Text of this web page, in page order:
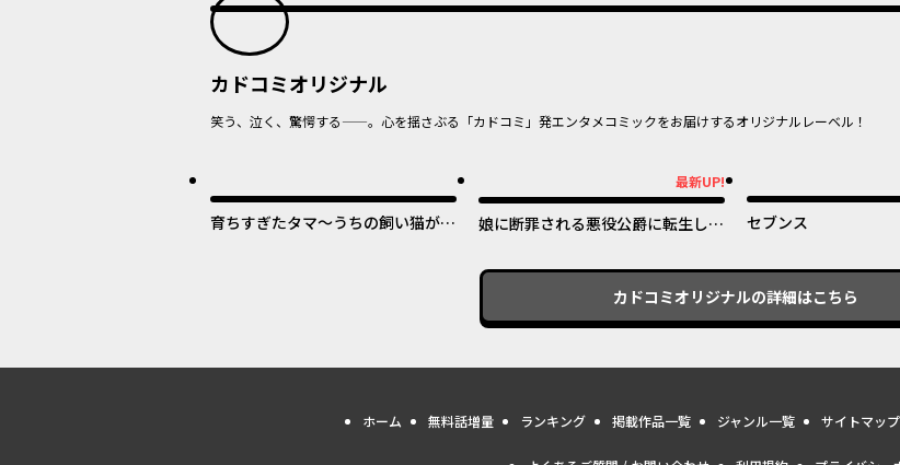
カドコミオリジナル
笑う、泣く、驚愕する——。心を揺さぶる「カドコミ」発エンタメコミックをお届けするオリジナルレーベル！
育ちすぎたタマ～うちの飼い猫が世
最新UP!
オリジナル
娘に断罪される悪役公爵に転生して
なぜか娘が『氷の令嬢』化する件～
セブンス
カドコミオリジナルの詳細はこちら
ホーム 無料話増量 ランキング 掲載作品一覧 ジャンル一覧 サイトマップ